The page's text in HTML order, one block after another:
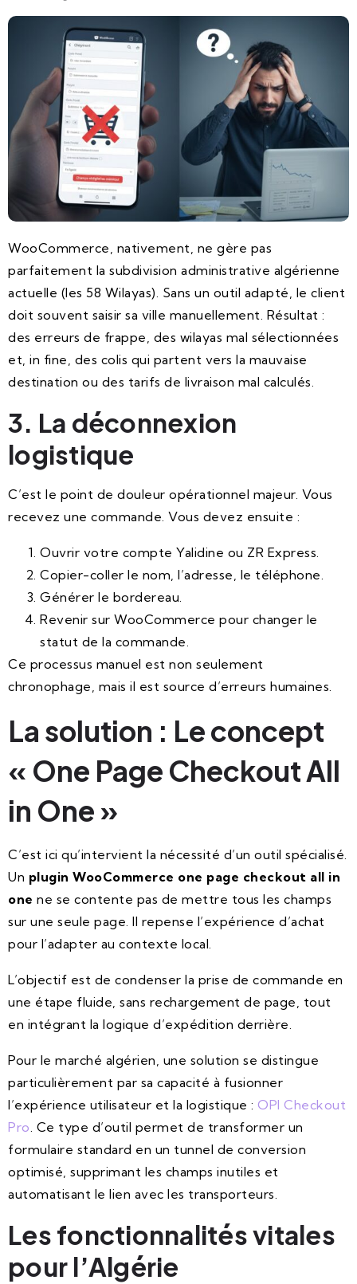
WooCommerce, nativement, ne gère pas
parfaitement la subdivision administrative algérienne
actuelle (les 58 Wilayas). Sans un outil adapté, le client
doit souvent saisir sa ville manuellement. Résultat :
des erreurs de frappe, des wilayas mal sélectionnées
et, in fine, des colis qui partent vers la mauvaise
destination ou des tarifs de livraison mal calculés.
3. La déconnexion
logistique
C’est le point de douleur opérationnel majeur. Vous
recevez une commande. Vous devez ensuite :
Ouvrir votre compte Yalidine ou ZR Express.
Copier-coller le nom, l’adresse, le téléphone.
Générer le bordereau.
Revenir sur WooCommerce pour changer le
statut de la commande.
Ce processus manuel est non seulement
chronophage, mais il est source d’erreurs humaines.
La solution : Le concept
« One Page Checkout All
in One »
C’est ici qu’intervient la nécessité d’un outil spécialisé.
Un plugin WooCommerce one page checkout all in
one ne se contente pas de mettre tous les champs
sur une seule page. Il repense l’expérience d’achat
pour l’adapter au contexte local.
L’objectif est de condenser la prise de commande en
une étape fluide, sans rechargement de page, tout
en intégrant la logique d’expédition derrière.
Pour le marché algérien, une solution se distingue
particulièrement par sa capacité à fusionner
l’expérience utilisateur et la logistique : OPI Checkout
Pro. Ce type d’outil permet de transformer un
formulaire standard en un tunnel de conversion
optimisé, supprimant les champs inutiles et
automatisant le lien avec les transporteurs.
Les fonctionnalités vitales
pour l’Algérie